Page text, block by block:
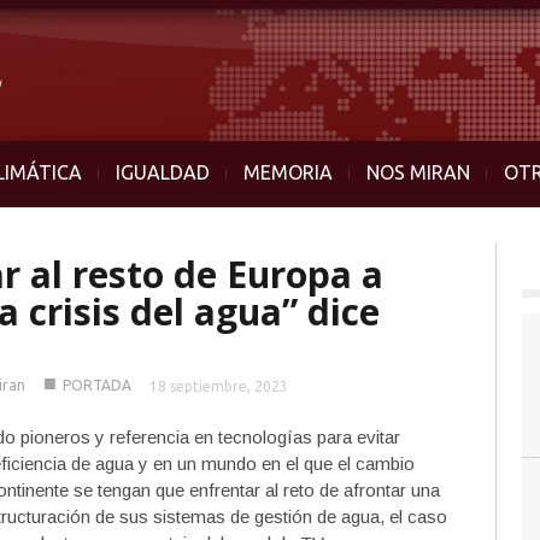
IGUALDAD MEMORIA NOS MIRAN
al resto de Europa a
del agua” dice
■ PORTADA 18 septiembre, 2023
pioneros y referencia en tecnologías para evitar
de agua y en un mundo en el que el cambio
se tengan que enfrentar al reto de afrontar una
de sus sistemas de gestión de agua, el caso